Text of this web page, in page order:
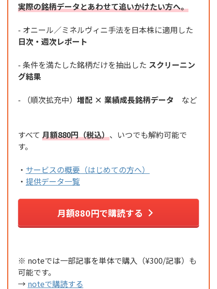
実際の銘柄データとあわせて追いかけたい方へ。
- オニール／ミネルヴィニ手法を日本株に適用した
日次・週次レポート
- 条件を満たした銘柄だけを抽出した スクリーニン
グ結果
- （順次拡充中） 増配 × 業績成長銘柄データ など
すべて 月額880円（税込）、いつでも解約可能で
す。
・ サービスの概要（はじめての方へ）
・ 提供データ一覧
月額880円で購読する
※ noteでは一部記事を単体で購入（¥300/記事）も
可能です。
→ noteで購読する